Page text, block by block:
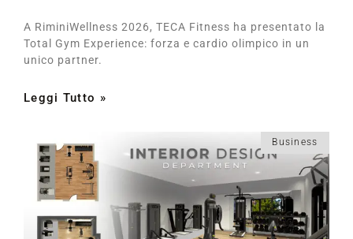
A RiminiWellness 2026, TECA Fitness ha presentato la
Total Gym Experience: forza e cardio olimpico in un
unico partner.
Leggi Tutto »
Business